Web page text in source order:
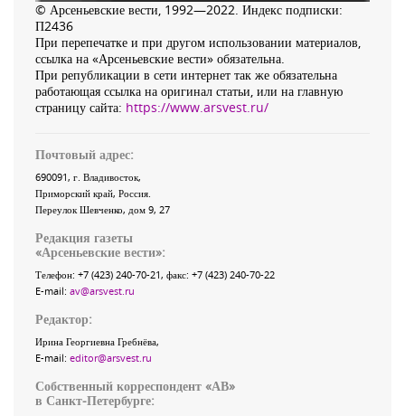
© Арсеньевские вести, 1992—2022. Индекс подписки:
П2436
При перепечатке и при другом использовании материалов,
ссылка на «Арсеньевские вести» обязательна.
При републикации в сети интернет так же обязательна
работающая ссылка на оригинал статьи, или на главную
страницу сайта: https://www.arsvest.ru/
Почтовый адрес:
690091, г. Владивосток,
Приморский край, Россия.
Переулок Шевченко, дом 9, 27
Редакция газеты
«Арсеньевские вести»:
Телефон: +7 (423) 240-70-21, факс: +7 (423) 240-70-22
E-mail: av@arsvest.ru
Редактор:
Ирина Георгиевна Гребнёва,
E-mail: editor@arsvest.ru
Собственный корреспондент «АВ»
в Санкт-Петербурге: